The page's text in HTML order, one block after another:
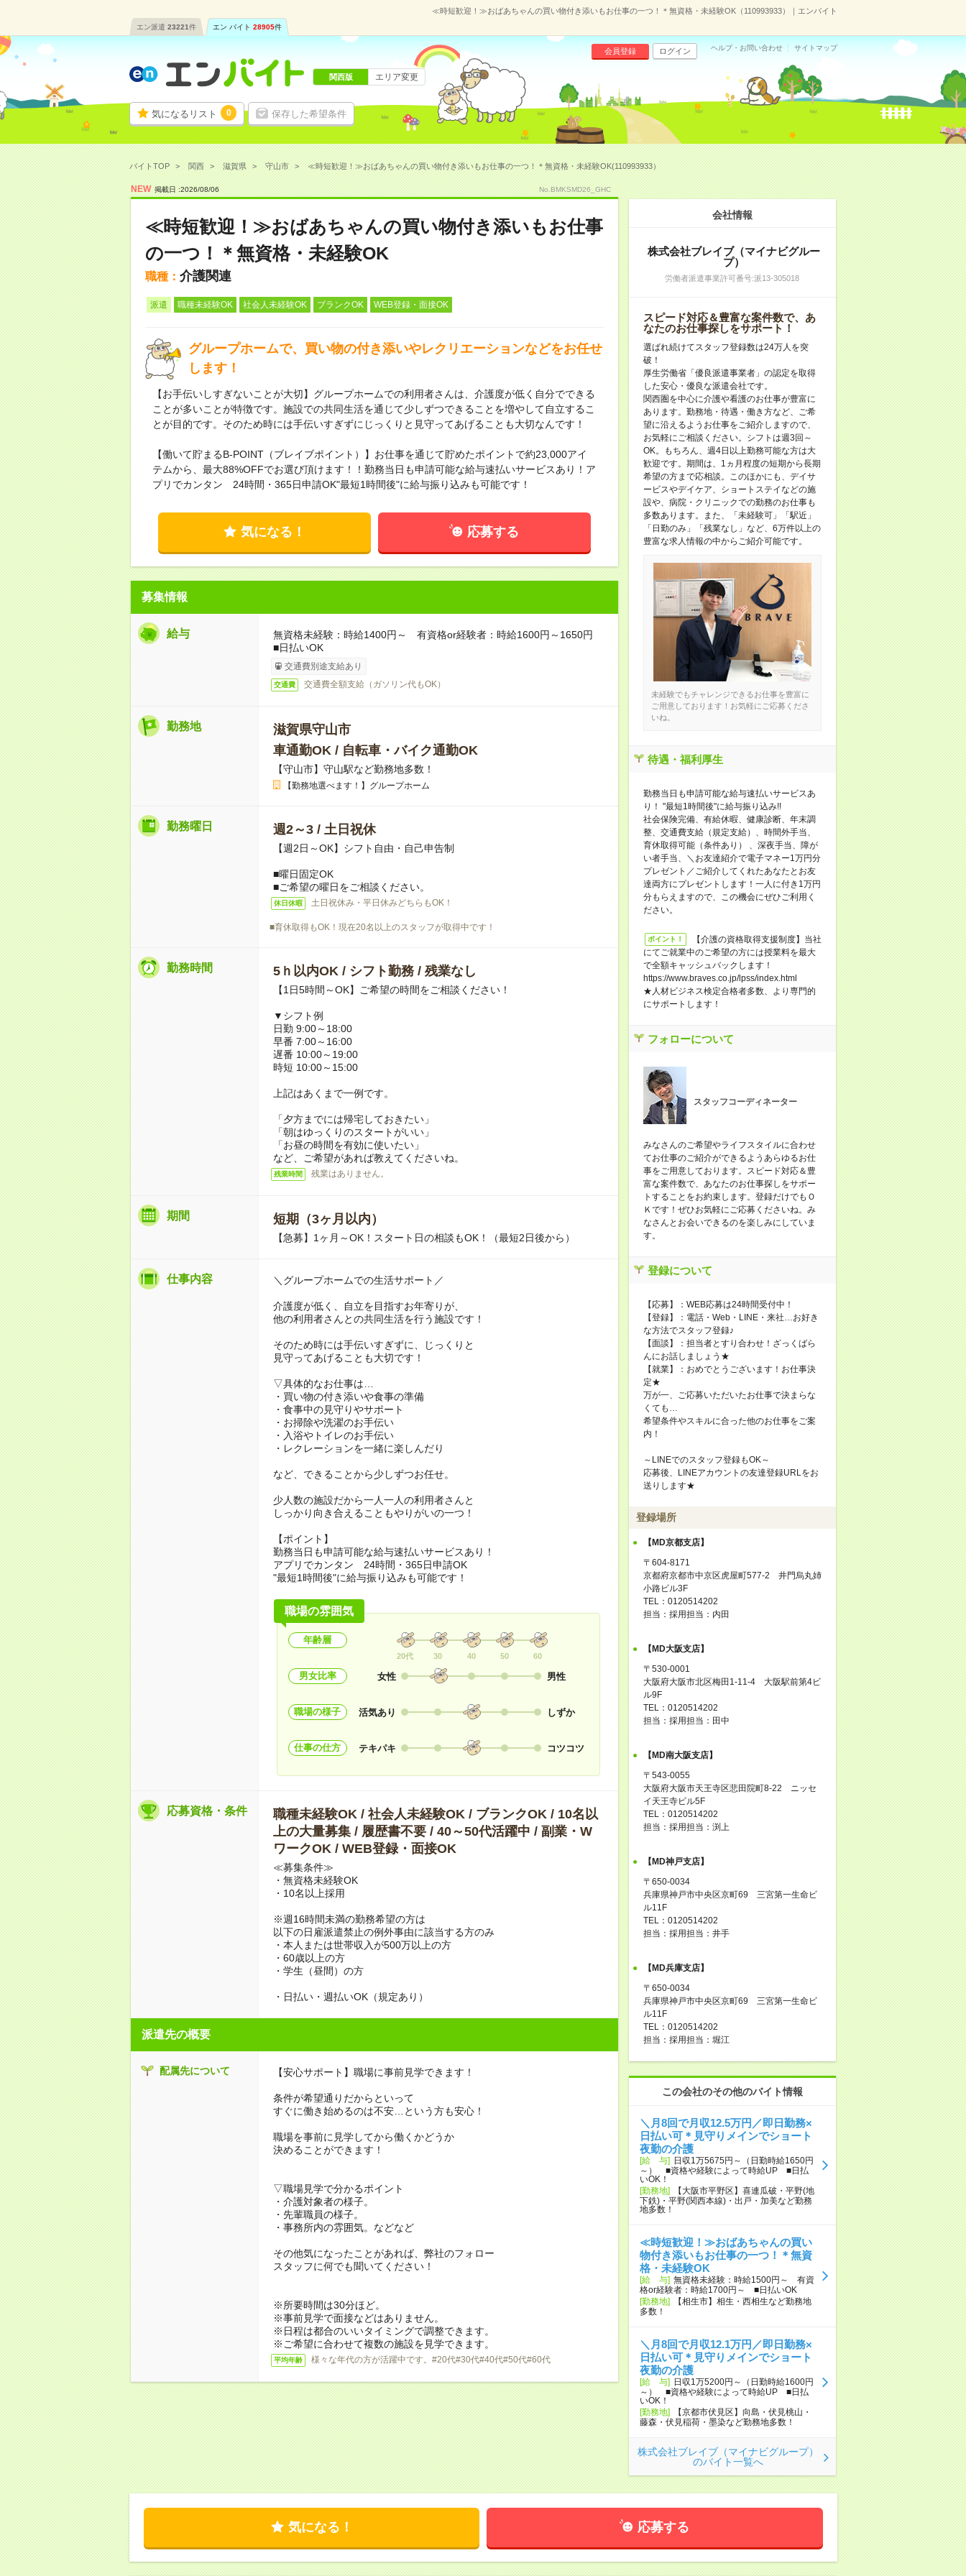
≪時短歓迎！≫おばあちゃんの買い物付き添いもお仕事の一つ！＊無資格・未経験OK（110993933）｜エンバイト
エン派遣 23221件 エン バイト 28905件
気になるリスト 0 保存した希望条件
会員登録 ログイン ヘルプ・お問い合わせ サイトマップ
関西版 エリア変更
バイトTOP 関西 滋賀県 守山市 ≪時短歓迎！≫おばあちゃんの買い物付き添いもお仕事の一つ！＊無資格・未経験OK(110993933）
NEW 掲載日 :2026/08/06 No.BMKSMD26_GHC
≪時短歓迎！≫おばあちゃんの買い物付き添いもお仕事
の一つ！＊無資格・未経験OK
職種： 介護関連
派遣 職種未経験OK 社会人未経験OK ブランクOK WEB登録・面接OK
グループホームで、買い物の付き添いやレクリエーションなどをお任せ
します！
【お手伝いしすぎないことが大切】グループホームでの利用者さんは、介護度が低く自分でできる
ことが多いことが特徴です。施設での共同生活を通じて少しずつできることを増やして自立するこ
とが目的です。そのため時には手伝いすぎずにじっくりと見守ってあげることも大切なんです！
【働いて貯まるB-POINT（ブレイブポイント）】お仕事を通じて貯めたポイントで約23,000アイ
テムから、最大88%OFFでお選び頂けます！！勤務当日も申請可能な給与速払いサービスあり！ア
プリでカンタン 24時間・365日申請OK"最短1時間後"に給与振り込みも可能です！
気になる！ 応募する
募集情報
給与
無資格未経験：時給1400円～ 有資格or経験者：時給1600円～1650円
■日払いOK
交通費別途支給あり
交通費 交通費全額支給（ガソリン代もOK）
勤務地
滋賀県守山市
車通勤OK / 自転車・バイク通勤OK
【守山市】守山駅など勤務地多数！
【勤務地選べます！】グループホーム
勤務曜日 週2～3 / 土日祝休
【週2日～OK】シフト自由・自己申告制
■曜日固定OK
■ご希望の曜日をご相談ください。
休日休暇 土日祝休み・平日休みどちらもOK！
■育休取得もOK！現在20名以上のスタッフが取得中です！
勤務時間 5ｈ以内OK / シフト勤務 / 残業なし
【1日5時間～OK】ご希望の時間をご相談ください！
▼シフト例
日勤 9:00～18:00
早番 7:00～16:00
遅番 10:00～19:00
時短 10:00～15:00
上記はあくまで一例です。
「夕方までには帰宅しておきたい」
「朝はゆっくりのスタートがいい」
「お昼の時間を有効に使いたい」
など、ご希望があれば教えてくださいね。
残業時間 残業はありません。
期間 短期（3ヶ月以内）
【急募】1ヶ月～OK！スタート日の相談もOK！（最短2日後から）
仕事内容 ＼グループホームでの生活サポート／
介護度が低く、自立を目指すお年寄りが、
他の利用者さんとの共同生活を行う施設です！
そのため時には手伝いすぎずに、じっくりと
見守ってあげることも大切です！
▽具体的なお仕事は…
・買い物の付き添いや食事の準備
・食事中の見守りやサポート
・お掃除や洗濯のお手伝い
・入浴やトイレのお手伝い
・レクレーションを一緒に楽しんだり
など、できることから少しずつお任せ。
少人数の施設だから一人一人の利用者さんと
しっかり向き合えることもやりがいの一つ！
【ポイント】
勤務当日も申請可能な給与速払いサービスあり！
アプリでカンタン 24時間・365日申請OK
"最短1時間後"に給与振り込みも可能です！
職場の雰囲気
年齢層
20代 30 40 50 60
男女比率 女性 男性
職場の様子 活気あり しずか
仕事の仕方 テキパキ コツコツ
応募資格・条件
職種未経験OK / 社会人未経験OK / ブランクOK / 10名以
上の大量募集 / 履歴書不要 / 40～50代活躍中 / 副業・W
ワークOK / WEB登録・面接OK
≪募集条件≫
・無資格未経験OK
・10名以上採用
※週16時間未満の勤務希望の方は
以下の日雇派遣禁止の例外事由に該当する方のみ
・本人または世帯収入が500万以上の方
・60歳以上の方
・学生（昼間）の方
・日払い・週払いOK（規定あり）
派遣先の概要
配属先について 【安心サポート】職場に事前見学できます！
条件が希望通りだからといって
すぐに働き始めるのは不安…という方も安心！
職場を事前に見学してから働くかどうか
決めることができます！
▽職場見学で分かるポイント
・介護対象者の様子。
・先輩職員の様子。
・事務所内の雰囲気。などなど
その他気になったことがあれば、弊社のフォロー
スタッフに何でも聞いてください！
※所要時間は30分ほど。
※事前見学で面接などはありません。
※日程は都合のいいタイミングで調整できます。
※ご希望に合わせて複数の施設を見学できます。
平均年齢 様々な年代の方が活躍中です。#20代#30代#40代#50代#60代
会社情報
株式会社ブレイブ（マイナビグルー
プ）
労働者派遣事業許可番号:派13-305018
スピード対応＆豊富な案件数で、あ
なたのお仕事探しをサポート！
選ばれ続けてスタッフ登録数は24万人を突
破！
厚生労働省「優良派遣事業者」の認定を取得
した安心・優良な派遣会社です。
関西圏を中心に介護や看護のお仕事が豊富に
あります。勤務地・待遇・働き方など、ご希
望に沿えるようお仕事をご紹介しますので、
お気軽にご相談ください。シフトは週3回～
OK。もちろん、週4日以上勤務可能な方は大
歓迎です。期間は、1ヵ月程度の短期から長期
希望の方まで応相談。このほかにも、デイサ
ービスやデイケア、ショートステイなどの施
設や、病院・クリニックでの勤務のお仕事も
多数あります。また、「未経験可」「駅近」
「日勤のみ」「残業なし」など、6万件以上の
豊富な求人情報の中からご紹介可能です。
未経験でもチャレンジできるお仕事を豊富に
ご用意しております！お気軽にご応募くださ
いね。
待遇・福利厚生
勤務当日も申請可能な給与速払いサービスあ
り！ "最短1時間後"に給与振り込み!!
社会保険完備、有給休暇、健康診断、年末調
整、交通費支給（規定支給）、時間外手当、
育休取得可能（条件あり） 、深夜手当、障が
い者手当、＼お友達紹介で電子マネー1万円分
プレゼント／ご紹介してくれたあなたとお友
達両方にプレゼントします！一人に付き1万円
分もらえますので、この機会にぜひご利用く
ださい。
ポイント！
【介護の資格取得支援制度】当社
にてご就業中のご希望の方には授業料を最大
で全額キャッシュバックします！
https://www.braves.co.jp/lpss/index.html
★人材ビジネス検定合格者多数、より専門的
にサポートします！
フォローについて
スタッフコーディネーター
みなさんのご希望やライフスタイルに合わせ
てお仕事のご紹介ができるようあらゆるお仕
事をご用意しております。スピード対応＆豊
富な案件数で、あなたのお仕事探しをサポー
トすることをお約束します。登録だけでもＯ
Ｋです！ぜひお気軽にご応募くださいね。み
なさんとお会いできるのを楽しみにしていま
す。
登録について
【応募】：WEB応募は24時間受付中！
【登録】：電話・Web・LINE・来社…お好き
な方法でスタッフ登録♪
【面談】：担当者とすり合わせ！ざっくばら
んにお話しましょう★
【就業】：おめでとうございます！お仕事決
定★
万が一、ご応募いただいたお仕事で決まらな
くても…
希望条件やスキルに合った他のお仕事をご案
内！
～LINEでのスタッフ登録もOK～
応募後、LINEアカウントの友達登録URLをお
送りします★
登録場所
【MD京都支店】
〒604-8171
京都府京都市中京区虎屋町577-2 井門烏丸姉
小路ビル3F
TEL：0120514202
担当：採用担当：内田
【MD大阪支店】
〒530-0001
大阪府大阪市北区梅田1-11-4 大阪駅前第4ビ
ル9F
TEL：0120514202
担当：採用担当：田中
【MD南大阪支店】
〒543-0055
大阪府大阪市天王寺区悲田院町8-22 ニッセ
イ天王寺ビル5F
TEL：0120514202
担当：採用担当：渕上
【MD神戸支店】
〒650-0034
兵庫県神戸市中央区京町69 三宮第一生命ビ
ル11F
TEL：0120514202
担当：採用担当：井手
【MD兵庫支店】
〒650-0034
兵庫県神戸市中央区京町69 三宮第一生命ビ
ル11F
TEL：0120514202
担当：採用担当：堀江
この会社のその他のバイト情報
＼月8回で月収12.5万円／即日勤務×
日払い可＊見守りメインでショート
夜勤の介護
[給 与] 日収1万5675円～（日勤時給1650円
～） ■資格や経験によって時給UP ■日払
いOK！
[勤務地]
【大阪市平野区】喜連瓜破・平野(地
下鉄)・平野(関西本線)・出戸・加美など勤務
地多数！
≪時短歓迎！≫おばあちゃんの買い
物付き添いもお仕事の一つ！＊無資
格・未経験OK
[給 与] 無資格未経験：時給1500円～ 有資
格or経験者：時給1700円～ ■日払いOK
[勤務地]
【相生市】相生・西相生など勤務地
多数！
＼月8回で月収12.1万円／即日勤務×
日払い可＊見守りメインでショート
夜勤の介護
[給 与] 日収1万5200円～（日勤時給1600円
～） ■資格や経験によって時給UP ■日払
いOK！
[勤務地]
【京都市伏見区】向島・伏見桃山・
藤森・伏見稲荷・墨染など勤務地多数！
株式会社ブレイブ（マイナビグループ）
のバイト一覧へ
気になる！ 応募する